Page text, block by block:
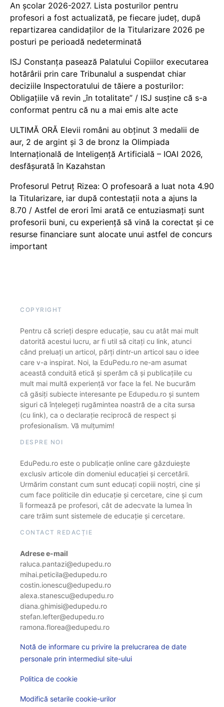
An școlar 2026-2027. Lista posturilor pentru
profesori a fost actualizată, pe fiecare județ, după
repartizarea candidaților de la Titularizare 2026 pe
posturi pe perioadă nedeterminată
ISJ Constanța pasează Palatului Copiilor executarea
hotărârii prin care Tribunalul a suspendat chiar
deciziile Inspectoratului de tăiere a posturilor:
Obligațiile vă revin „în totalitate” / ISJ susține că s-a
conformat pentru că nu a mai emis alte acte
ULTIMĂ ORĂ Elevii români au obținut 3 medalii de
aur, 2 de argint și 3 de bronz la Olimpiada
Internațională de Inteligență Artificială – IOAI 2026,
desfășurată în Kazahstan
Profesorul Petruț Rizea: O profesoară a luat nota 4.90
la Titularizare, iar după contestații nota a ajuns la
8.70 / Astfel de erori îmi arată ce entuziasmați sunt
profesorii buni, cu experiență să vină la corectat și ce
resurse financiare sunt alocate unui astfel de concurs
important
COPYRIGHT
Pentru că scrieți despre educație, sau cu atât mai mult
datorită acestui lucru, ar fi util să citați cu link, atunci
când preluați un articol, părți dintr-un articol sau o idee
care v-a inspirat. Noi, la EduPedu.ro ne-am asumat
această conduită etică și sperăm că și publicațiile cu
mult mai multă experiență vor face la fel. Ne bucurăm
că găsiți subiecte interesante pe Edupedu.ro și suntem
siguri că înțelegeți rugămintea noastră de a cita sursa
(cu link), ca o declarație reciprocă de respect și
profesionalism. Vă mulțumim!
DESPRE NOI
EduPedu.ro este o publicație online care găzduiește
exclusiv articole din domeniul educației și cercetării.
Urmărim constant cum sunt educați copiii noștri, cine și
cum face politicile din educație și cercetare, cine și cum
îi formează pe profesori, cât de adecvate la lumea în
care trăim sunt sistemele de educație și cercetare.
CONTACT REDACȚIE
Adrese e-mail
raluca.pantazi@edupedu.ro
mihai.peticila@edupedu.ro
costin.ionescu@edupedu.ro
alexa.stanescu@edupedu.ro
diana.ghimisi@edupedu.ro
stefan.lefter@edupedu.ro
ramona.florea@edupedu.ro
Notă de informare cu privire la prelucrarea de date
personale prin intermediul site-ului
Politica de cookie
Modifică setarile cookie-urilor